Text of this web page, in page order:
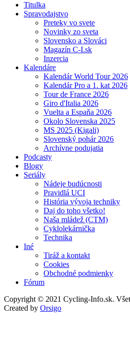
Titulka
Spravodajstvo
Preteky vo svete
Novinky zo sveta
Slovensko a Slováci
Magazín C-I.sk
Inzercia
Kalendáre
Kalendár World Tour 2026
Kalendár Pro a 1. kat 2026
Tour de France 2026
Giro d'Italia 2026
Vuelta a Espaňa 2026
Okolo Slovenska 2025
MS 2025 (Kigali)
Slovenský pohár 2026
Archívne podujatia
Podcasty
Blogy
Seriály
Nádeje budúcnosti
Pravidlá UCI
História vývoja techniky
Daj do toho všetko!
Naša mládež (CTM)
Cyklolekárnička
Technika
Iné
Tiráž a kontakt
Cookies
Obchodné podmienky
Fórum
Copyright © 2021 Cycling-Info.sk.
Created by Orsigo